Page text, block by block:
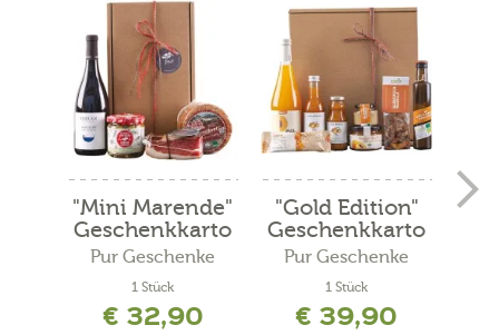
"Mini Marende"
Geschenkkarto
n
Pur Geschenke
1 Stück
€ 32,90
"Gold Edition"
Geschenkkarto
n
Pur Geschenke
1 Stück
€ 39,90